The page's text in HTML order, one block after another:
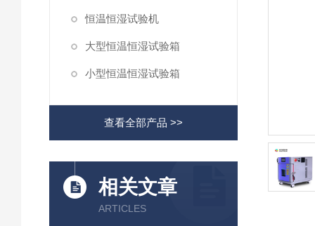
恒温恒湿试验机
大型恒温恒湿试验箱
小型恒温恒湿试验箱
查看全部产品 >>
相关文章
ARTICLES